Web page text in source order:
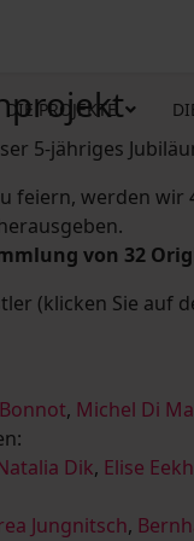
DIE PROJEKTE
5-jähriges
feiern, werden
von 32
(klicken Sie auf
, Michel Di
Dik, Elise
Jungnitsch,